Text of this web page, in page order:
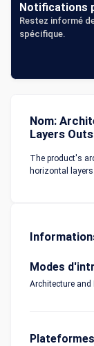
Notifications
Restez informé
spécifique.
Nom:
Layers
The product's
horizontal layers.
Modes
Architecture and